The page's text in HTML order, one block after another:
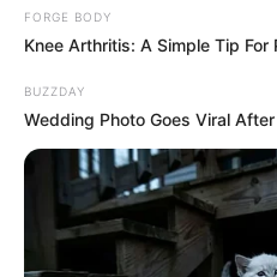
FORGE BODY
Knee Arthritis: A Simple Tip For
BUZZDAY
Wedding Photo Goes Viral